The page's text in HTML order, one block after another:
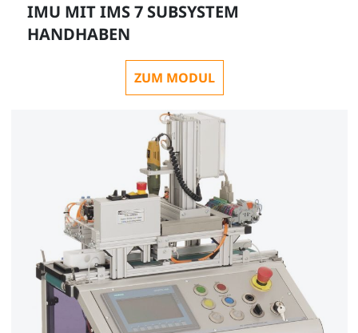
IMU MIT IMS 7 SUBSYSTEM
HANDHABEN
ZUM MODUL